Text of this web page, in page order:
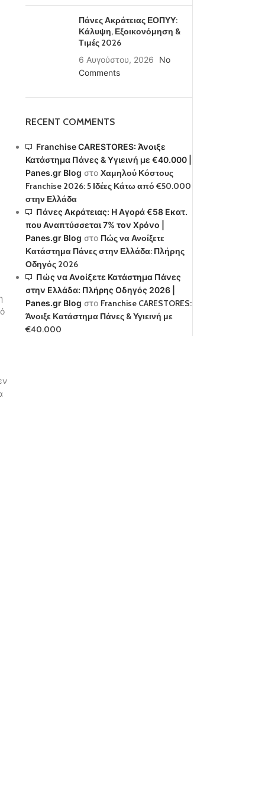
Πάνες Ακράτειας ΕΟΠΥΥ:
Κάλυψη, Εξοικονόμηση &
Τιμές 2026
6 Αυγούστου, 2026
No
Comments
RECENT COMMENTS
Franchise CARESTORES: Άνοιξε
Κατάστημα Πάνες & Υγιεινή με €40.000 |
Panes.gr Blog στο Χαμηλού Κόστους
Franchise 2026: 5 Ιδέες Κάτω από €50.000
στην Ελλάδα
Πάνες Ακράτειας: Η Αγορά €58 Εκατ.
που Αναπτύσσεται 7% τον Χρόνο |
Panes.gr Blog στο Πώς να Ανοίξετε
Κατάστημα Πάνες στην Ελλάδα: Πλήρης
Οδηγός 2026
Πώς να Ανοίξετε Κατάστημα Πάνες
στην Ελλάδα: Πλήρης Οδηγός 2026 |
Panes.gr Blog στο Franchise CARESTORES:
Άνοιξε Κατάστημα Πάνες & Υγιεινή με
€40.000